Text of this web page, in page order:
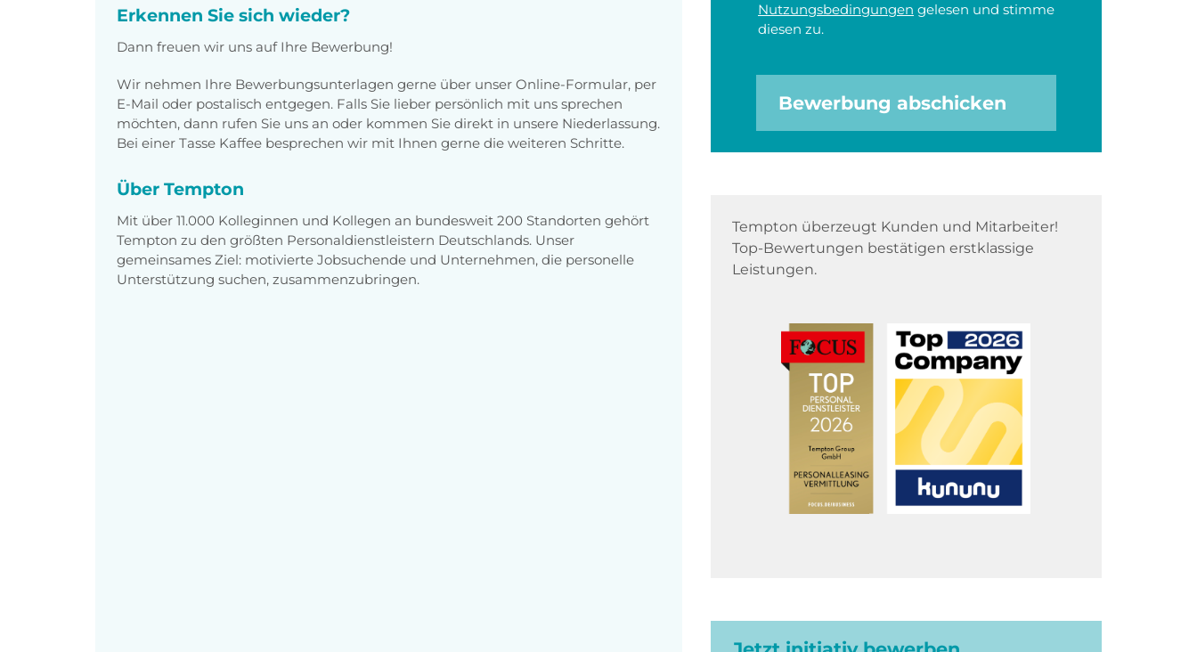
Erkennen Sie sich wieder?
Dann freuen wir uns auf Ihre Bewerbung!
Wir nehmen Ihre Bewerbungsunterlagen gerne über unser Online-Formular, per
E-Mail oder postalisch entgegen. Falls Sie lieber persönlich mit uns sprechen
möchten, dann rufen Sie uns an oder kommen Sie direkt in unsere Niederlassung.
Bei einer Tasse Kaffee besprechen wir mit Ihnen gerne die weiteren Schritte.
Über Tempton
Mit über 11.000 Kolleginnen und Kollegen an bundesweit 200 Standorten gehört
Tempton zu den größten Personaldienstleistern Deutschlands. Unser
gemeinsames Ziel: motivierte Jobsuchende und Unternehmen, die personelle
Unterstützung suchen, zusammenzubringen.
Nutzungsbedingungen gelesen und stimme
diesen zu.
Bewerbung abschicken
Tempton überzeugt Kunden und Mitarbeiter!
Top-Bewertungen bestätigen erstklassige
Leistungen.